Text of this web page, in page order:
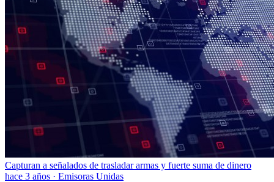
Capturan a señalados de trasladar armas y fuerte suma de dinero
hace 3 años · Emisoras Unidas